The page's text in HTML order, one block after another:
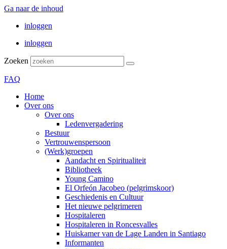
Ga naar de inhoud
inloggen
inloggen
Zoeken
FAQ
Home
Over ons
Over ons
Ledenvergadering
Bestuur
Vertrouwenspersoon
(Werk)groepen
Aandacht en Spiritualiteit
Bibliotheek
Young Camino
El Orfeón Jacobeo (pelgrimskoor)
Geschiedenis en Cultuur
Het nieuwe pelgrimeren
Hospitaleren
Hospitaleren in Roncesvalles
Huiskamer van de Lage Landen in Santiago
Informanten